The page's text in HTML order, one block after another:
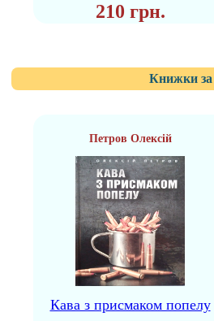
210 грн.
Книжки за
Петров Олексій
Кава з присмаком попелу